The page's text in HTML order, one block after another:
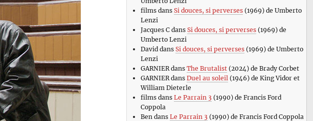
filmsdans Si douces, si perverses(1969) de Umberto
Lenzi
Jacques Cdans Si douces, si perverses(1969) de
Umberto Lenzi
David dans Si douces, si perverses(1969) de Umberto
Lenzi
GARNIERdans The Brutalist(2024) de Brady Corbet
GARNIERdans Duel au soleil (1946) de King Vidor et
William Dieterle
filmsdans Le Parrain 3 (1990) de Francis Ford
Coppola
Ben dans Le Parrain 3 (1990) de Francis Ford Coppola